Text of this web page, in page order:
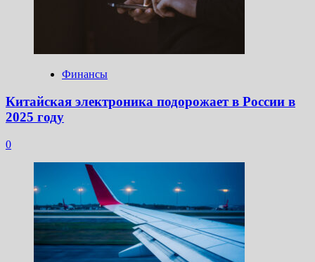
Финансы
Китайская электроника подорожает в России в
2025 году
0